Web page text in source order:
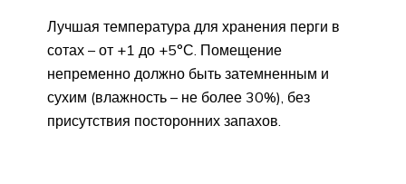
Лучшая температура для хранения перги в
сотах – от +1 до +5°С. Помещение
непременно должно быть затемненным и
сухим (влажность – не более 30%), без
присутствия посторонних запахов.